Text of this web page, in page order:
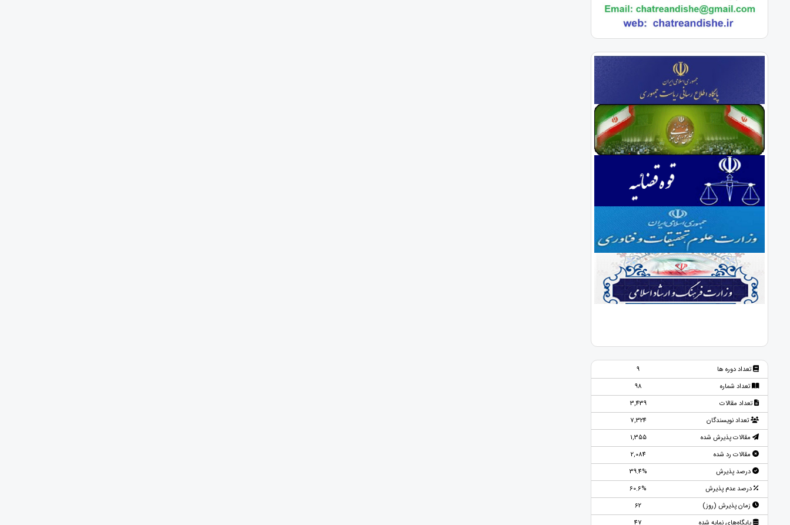
تعداد دوره ها
9
تعداد شماره
98
تعداد مقالات
3,439
تعداد نویسندگان
7,324
مقالات پذیرش شده
1,355
مقالات رد شده
2,084
درصد پذیرش
39.4%
درصد عدم پذیرش
60.6%
زمان پذیرش (روز)
62